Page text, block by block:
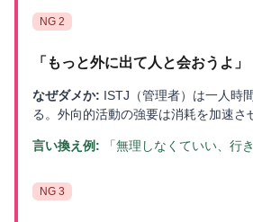
NG 2
「 もっと外に出て人と会おうよ 」
なぜダメか: ISTJ（管理者）は一人時
る。外向的活動の強要は消耗を加速さ
言い換え例: 「無理しなくていい、行
NG 3